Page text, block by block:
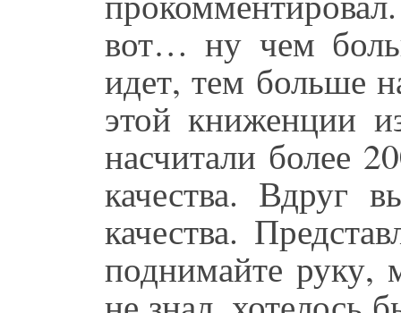
вот… ну чем
идет, тем больше
этой книженции
насчитали более
качества. Вдруг
качества.
поднимайте руку,